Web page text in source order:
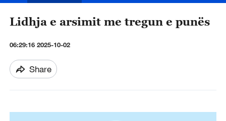
Lidhja e arsimit me tregun e punës
06:29:16 2025-10-02
Share